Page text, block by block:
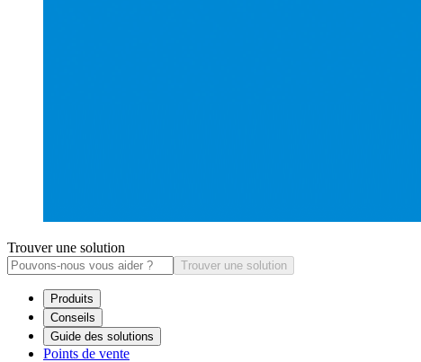
Trouver une solution
Trouver une solution
Produits
Conseils
Guide des solutions
Points de vente